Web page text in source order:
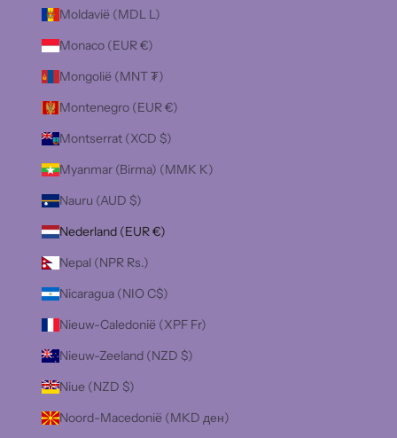
Moldavië (MDL L)
Monaco (EUR €)
Mongolië (MNT ₮)
Montenegro (EUR €)
Montserrat (XCD $)
Myanmar (Birma) (MMK K)
Nauru (AUD $)
Nederland (EUR €)
Nepal (NPR Rs.)
Nicaragua (NIO C$)
Nieuw-Caledonië (XPF Fr)
Nieuw-Zeeland (NZD $)
Niue (NZD $)
Noord-Macedonië (MKD ден)